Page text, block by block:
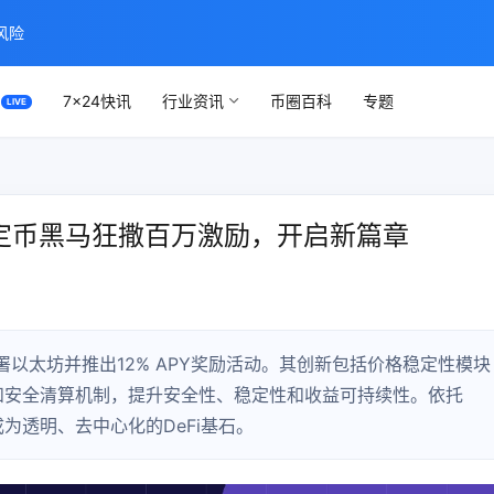
7×24快讯 行业资讯 币圈百科 专题
黑马狂撒百万激励，开启新篇章
太坊并推出12% APY奖励活动。其创新包括价格稳定性模块
全清算机制，提升安全性、稳定性和收益可持续性。依托
透明、去中心化的DeFi基石。
险